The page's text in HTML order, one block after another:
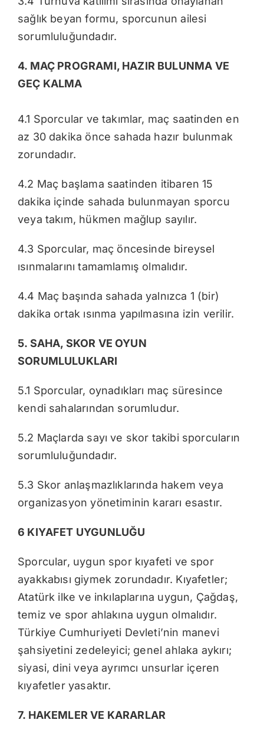
sağlık beyan formu, sporcunun ailesi
sorumluluğundadır.
4. MAÇ PROGRAMI, HAZIR BULUNMA VE
GEÇ KALMA
4.1 Sporcular ve takımlar, maç saatinden en
az 30 dakika önce sahada hazır bulunmak
zorundadır.
4.2 Maç başlama saatinden itibaren 15
dakika içinde sahada bulunmayan sporcu
veya takım, hükmen mağlup sayılır.
4.3 Sporcular, maç öncesinde bireysel
ısınmalarını tamamlamış olmalıdır.
4.4 Maç başında sahada yalnızca 1 (bir)
dakika ortak ısınma yapılmasına izin verilir.
5. SAHA, SKOR VE OYUN
SORUMLULUKLARI
5.1 Sporcular, oynadıkları maç süresince
kendi sahalarından sorumludur.
5.2 Maçlarda sayı ve skor takibi sporcuların
sorumluluğundadır.
5.3 Skor anlaşmazlıklarında hakem veya
organizasyon yönetiminin kararı esastır.
6 KIYAFET UYGUNLUĞU
Sporcular, uygun spor kıyafeti ve spor
ayakkabısı giymek zorundadır. Kıyafetler;
Atatürk ilke ve inkılaplarına uygun, Çağdaş,
temiz ve spor ahlakına uygun olmalıdır.
Türkiye Cumhuriyeti Devleti’nin manevi
şahsiyetini zedeleyici; genel ahlaka aykırı;
siyasi, dini veya ayrımcı unsurlar içeren
kıyafetler yasaktır.
7. HAKEMLER VE KARARLAR